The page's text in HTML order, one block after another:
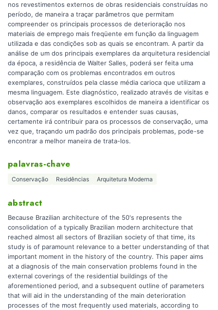
nos revestimentos externos de obras residenciais construídas no
período, de maneira a traçar parâmetros que permitam
compreender os principais processos de deterioração nos
materiais de emprego mais freqüente em função da linguagem
utilizada e das condições sob as quais se encontram. A partir da
análise de um dos principais exemplares da arquitetura residencial
da época, a residência de Walter Salles, poderá ser feita uma
comparação com os problemas encontrados em outros
exemplares, construídos pela classe média carioca que utilizam a
mesma linguagem. Este diagnóstico, realizado através de visitas e
observação aos exemplares escolhidos de maneira a identificar os
danos, comparar os resultados e entender suas causas,
certamente irá contribuir para os processos de conservação, uma
vez que, traçando um padrão dos principais problemas, pode-se
encontrar a melhor maneira de trata-los.
palavras-chave
Conservação Residências Arquitetura Moderna
abstract
Because Brazilian architecture of the 50's represents the
consolidation of a typically Brazilian modern architecture that
reached almost all sectors of Brazilian society of that time, its
study is of paramount relevance to a better understanding of that
important moment in the history of the country. This paper aims
at a diagnosis of the main conservation problems found in the
external coverings of the residential buildings of the
aforementioned period, and a subsequent outline of parameters
that will aid in the understanding of the main deterioration
processes of the most frequently used materials, according to